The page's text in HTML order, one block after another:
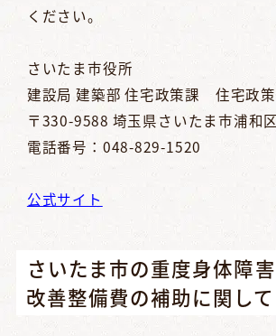
ください。
さいたま市役所
建設局 建築部 住宅政策課 住宅政
〒330-9588 埼玉県さいたま市浦和
電話番号：048-829-1520
公式サイト
さいたま市の重度身体障
改善整備費の補助に関して